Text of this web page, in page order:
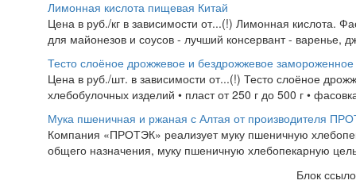
Лимонная кислота пищевая Китай
Цена в руб./кг в зависимости от...(!) Лимонная кислота.
для майонезов и соусов - лучший консервант - варенье,
Тесто слоёное дрожжевое и бездрожжевое замороженное
Цена в руб./шт. в зависимости от...(!) Тесто слоёное
хлебобулочных изделий • пласт от 250 г до 500 г •
Мука пшеничная и ржаная с Алтая от производителя
Компания «ПРОТЭК» реализует муку пшеничную
общего назначения, муку пшеничную хлебопекарную
Блок